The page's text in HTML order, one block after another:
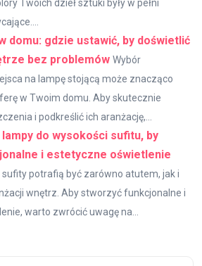
Twoich dzieł sztuki były w pełni
domu: gdzie ustawić, by doświetlić
bez problemów Wybór
na lampę stojącą może znacząco
w Twoim domu. Aby skutecznie
i podkreślić ich aranżację,...
do wysokości sufitu, by
i estetyczne oświetlenie
sufity potrafią być zarówno atutem, jak i
wnętrz. Aby stworzyć funkcjonalne i
warto zwrócić uwagę na...